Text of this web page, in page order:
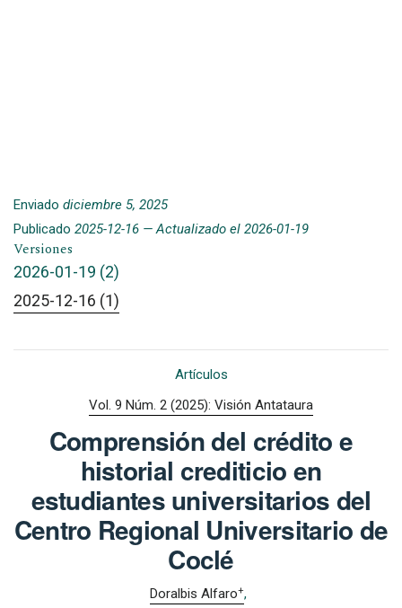
Enviado diciembre 5, 2025
Publicado 2025-12-16 — Actualizado el 2026-01-19
Versiones
2026-01-19 (2)
2025-12-16 (1)
Artículos
Vol. 9 Núm. 2 (2025): Visión Antataura
Comprensión del crédito e
historial crediticio en
estudiantes universitarios del
Centro Regional Universitario de
Coclé
Doralbis Alfaro+